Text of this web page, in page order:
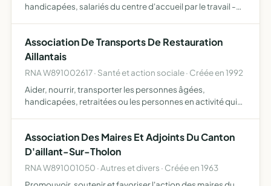
handicapées, salariés du centre d'accueil par le travail -
Association De Transports De Restauration
Aillantais
RNA W891002617 · Santé et action sociale · Créée en 1992
Aider, nourrir, transporter les personnes âgées,
handicapées, retraitées ou les personnes en activité qui
Association Des Maires Et Adjoints Du Canton
D'aillant-Sur-Tholon
RNA W891001050 · Autres et divers · Créée en 1963